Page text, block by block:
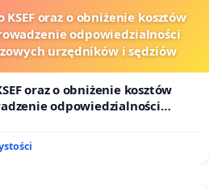
oraz o obniżenie kosztów
odpowiedzialności
urzędników i sędziów
oraz o obniżenie kosztów
odpowiedzialności
urzędników i sędziów